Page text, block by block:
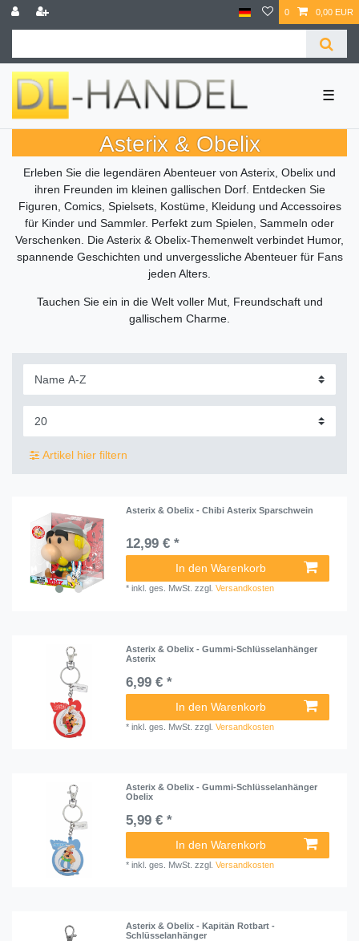
0 0,00 EUR
☰
Asterix & Obelix
Erleben Sie die legendären Abenteuer von Asterix, Obelix und
ihren Freunden im kleinen gallischen Dorf. Entdecken Sie
Figuren, Comics, Spielsets, Kostüme, Kleidung und Accessoires
für Kinder und Sammler. Perfekt zum Spielen, Sammeln oder
Verschenken. Die Asterix & Obelix-Themenwelt verbindet Humor,
spannende Geschichten und unvergessliche Abenteuer für Fans
jeden Alters.
Tauchen Sie ein in die Welt voller Mut, Freundschaft und
gallischem Charme.
Artikel hier filtern
Asterix & Obelix - Chibi Asterix Sparschwein
12,99 € *
In den Warenkorb
*inkl. ges. MwSt. zzgl.Versandkosten
Asterix & Obelix - Gummi-Schlüsselanhänger
Asterix
6,99 € *
In den Warenkorb
*inkl. ges. MwSt. zzgl.Versandkosten
Asterix & Obelix - Gummi-Schlüsselanhänger
Obelix
5,99 € *
In den Warenkorb
*inkl. ges. MwSt. zzgl.Versandkosten
Asterix & Obelix - Kapitän Rotbart -
Schlüsselanhänger